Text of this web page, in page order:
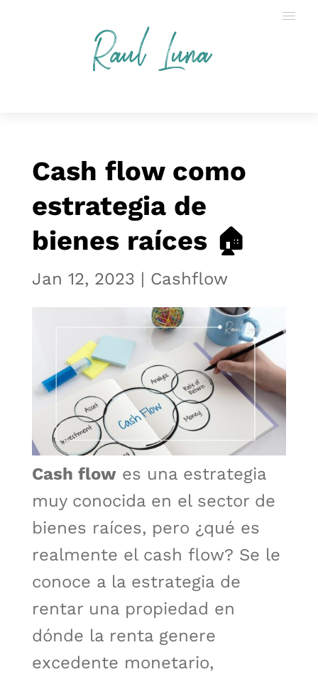
Raul Luna
Cash flow como
estrategia de
bienes raíces 🏠
Jan 12, 2023 | Cashflow
Cash flowes una estrategia
muy conocida en el sector de
bienes raíces, pero ¿qué es
realmente el cash flow? Se le
conoce a la estrategia de
rentar una propiedad en
dónde la renta genere
excedente monetario,